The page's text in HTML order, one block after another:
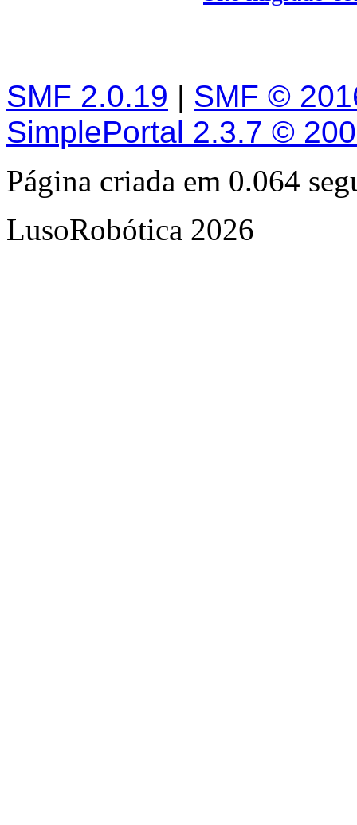
SMF 2.0.19 | SMF ©
SimplePortal 2.3.7 ©
Página criada em 0.064
LusoRobótica 2026